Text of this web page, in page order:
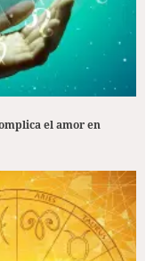
el amor en